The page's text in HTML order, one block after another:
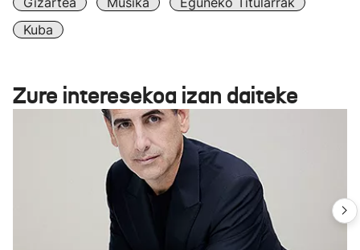
Kuba
Zure interesekoa izan daiteke